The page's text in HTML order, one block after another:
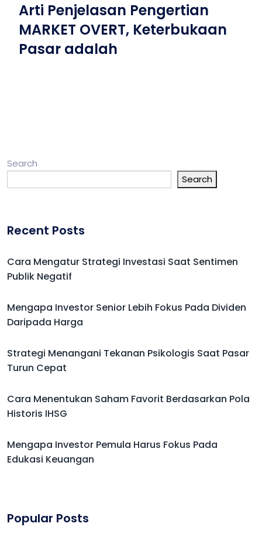
Arti Penjelasan Pengertian
MARKET OVERT, Keterbukaan
Pasar adalah
Search
Search
Recent Posts
Cara Mengatur Strategi Investasi Saat Sentimen
Publik Negatif
Mengapa Investor Senior Lebih Fokus Pada Dividen
Daripada Harga
Strategi Menangani Tekanan Psikologis Saat Pasar
Turun Cepat
Cara Menentukan Saham Favorit Berdasarkan Pola
Historis IHSG
Mengapa Investor Pemula Harus Fokus Pada
Edukasi Keuangan
Popular Posts